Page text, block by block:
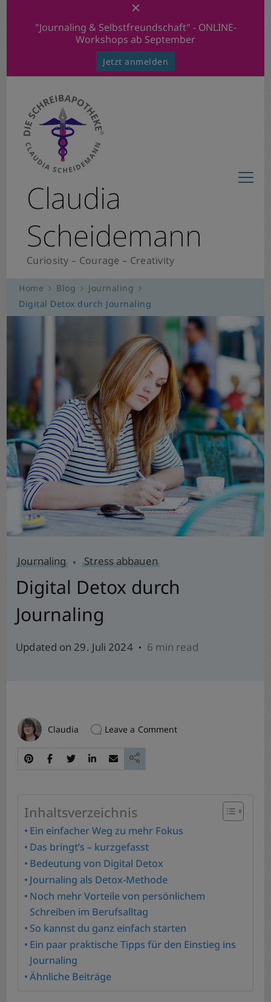
"Journaling & Selbstfreundschaft" - ONLINE-
Workshops ab September
Jetzt anmelden
Claudia
Scheidemann
Curiosity – Courage – Creativity
Home Blog
Journaling
Digital Detox durch Journaling
Journaling Stress abbauen
Digital Detox durch
Journaling
Updated on 29. Juli 2024 6 min read
Claudia Leave a Commenton
Inhaltsverzeichnis
Ein einfacher Weg zu mehr Fokus
Das bringt’s – kurzgefasst
Bedeutung von Digital Detox
Journaling als Detox-Methode
Noch mehr Vorteile von persönlichem
Schreiben im Berufsalltag
So kannst du ganz einfach starten
Ein paar praktische Tipps für den Einstieg ins
Journaling
Ähnliche Beiträge